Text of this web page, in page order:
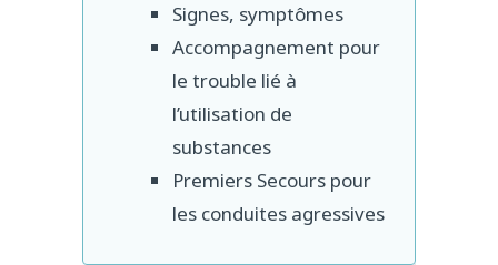
Signes, symptômes
Accompagnement pour
le trouble lié à
l’utilisation de
substances
Premiers Secours pour
les conduites agressives